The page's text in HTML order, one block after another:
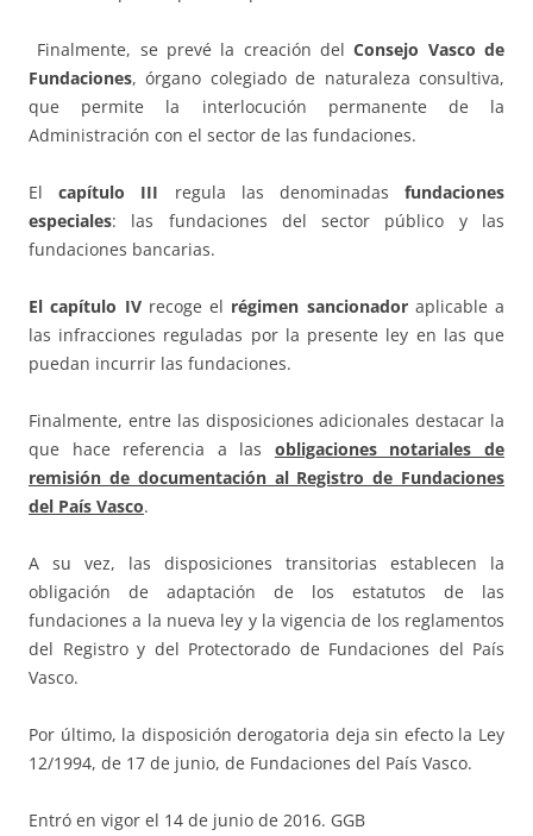
Finalmente, se prevé la creación delConsejo Vasco de
Fundaciones, órgano colegiado de naturaleza consultiva,
que permite la interlocución permanente de la
Administración con el sector de las fundaciones.
Elcapítulo III regula las denominadasfundaciones
especiales: las fundaciones del sector público y las
fundaciones bancarias.
El capítulo IVrecoge el régimen sancionadoraplicable a
las infracciones reguladas por la presente ley en las que
puedan incurrir las fundaciones.
Finalmente, entre las disposiciones adicionales destacar la
que hace referencia a las obligaciones notariales de
remisión de documentación al Registro de Fundaciones
del País Vasco.
A su vez, las disposiciones transitorias establecen la
obligación de adaptación de los estatutos de las
fundaciones a la nueva ley y la vigencia de los reglamentos
del Registro y del Protectorado de Fundaciones del País
Vasco.
Por último, la disposición derogatoria deja sin efecto la Ley
12/1994, de 17 de junio, de Fundaciones del País Vasco.
Entró en vigor el 14 de junio de 2016. GGB